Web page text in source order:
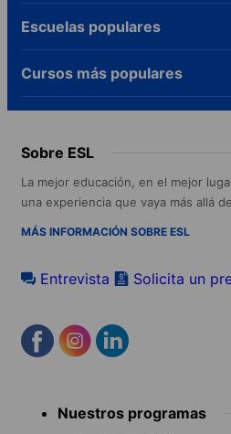
Escuelas populares
Cursos más populares
Sobre ESL
La mejor educación, en el mejor
una experiencia que vaya más allá
MÁS INFORMACIÓN SOBRE ESL
Entrevista Solicita un
menu Nuestros programas